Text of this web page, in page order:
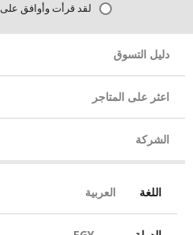
لقد قرأت وأوافق على
دليل التسوق
اعثر على المتاجر
الشركة
اللغة العربية